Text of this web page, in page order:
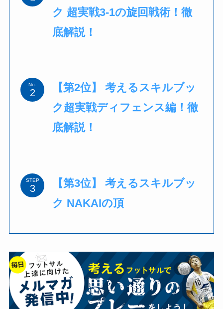
ク 超実戦3-1の旋回戦術！徹
底解説！
No.
【第2位】 考えるスキルブッ
ク超実戦ディフェンス編！徹
底解説！
STEP
【第3位】 考えるスキルブッ
ク NAKAIの頂